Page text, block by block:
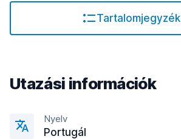
Tartalomjegyzék
Utazási információk
Nyelv
Portugál